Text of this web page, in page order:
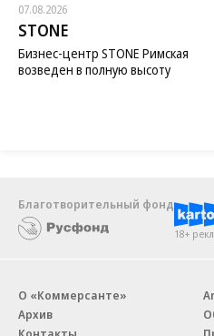
07.08.2026
STONE
Бизнес-центр STONE Римская
возведен в полную высоту
Благотворительный фонд
18+
О «Коммерсанте»
Архив